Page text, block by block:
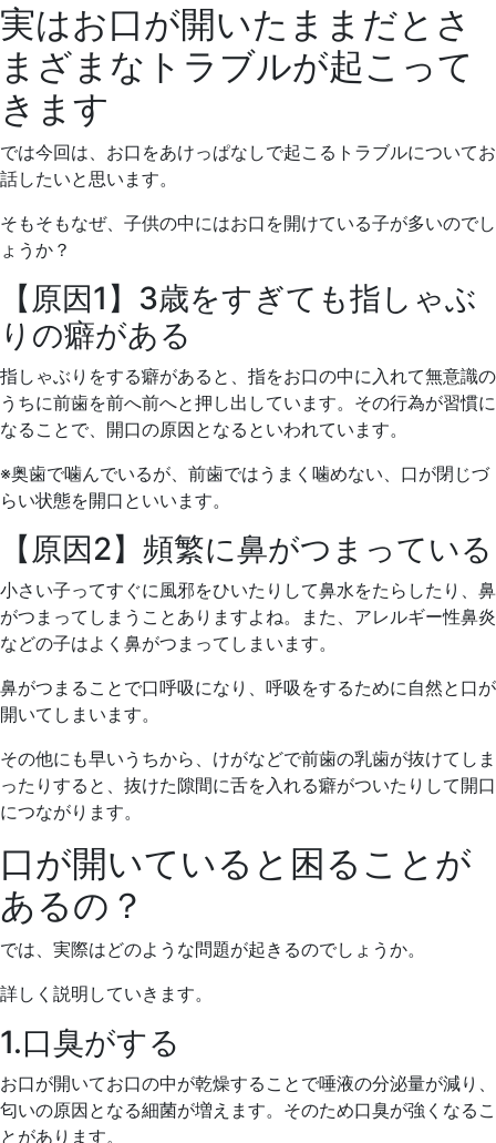
実はお口が開いたままだとさ
まざまなトラブルが起こって
きます
では今回は、お口をあけっぱなしで起こるトラブルについてお
話したいと思います。
そもそもなぜ、子供の中にはお口を開けている子が多いのでし
ょうか？
【原因1】3歳をすぎても指しゃぶ
りの癖がある
指しゃぶりをする癖があると、指をお口の中に入れて無意識の
うちに前歯を前へ前へと押し出しています。その行為が習慣に
なることで、開口の原因となるといわれています。
※奥歯で噛んでいるが、前歯ではうまく噛めない、口が閉じづ
らい状態を開口といいます。
【原因2】頻繁に鼻がつまっている
小さい子ってすぐに風邪をひいたりして鼻水をたらしたり、鼻
がつまってしまうことありますよね。また、アレルギー性鼻炎
などの子はよく鼻がつまってしまいます。
鼻がつまることで口呼吸になり、呼吸をするために自然と口が
開いてしまいます。
その他にも早いうちから、けがなどで前歯の乳歯が抜けてしま
ったりすると、抜けた隙間に舌を入れる癖がついたりして開口
につながります。
口が開いていると困ることが
あるの？
では、実際はどのような問題が起きるのでしょうか。
詳しく説明していきます。
1.口臭がする
お口が開いてお口の中が乾燥することで唾液の分泌量が減り、
匂いの原因となる細菌が増えます。そのため口臭が強くなるこ
とがあります。